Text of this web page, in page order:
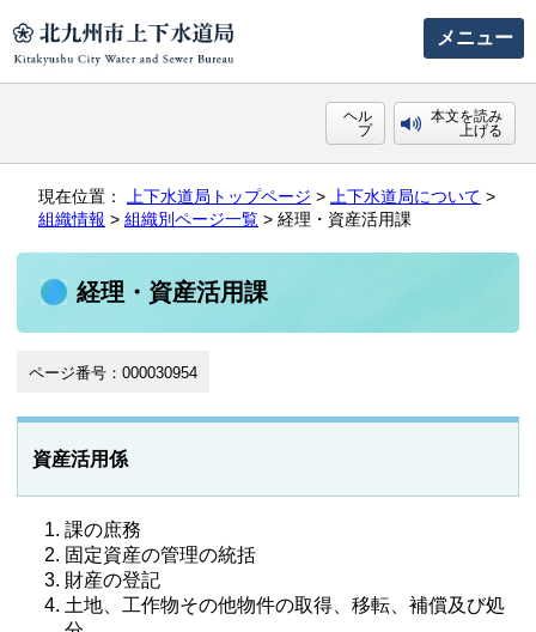
メニュー
ヘル
プ
本文を読み
上げる
現在位置： 上下水道局トップページ > 上下水道局について >
組織情報 > 組織別ページ一覧 > 経理・資産活用課
経理・資産活用課
ページ番号：000030954
資産活用係
課の庶務
固定資産の管理の統括
財産の登記
土地、工作物その他物件の取得、移転、補償及び処